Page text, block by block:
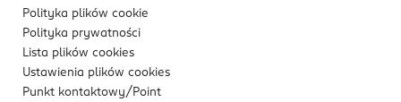
Polityka plików cookie
Polityka prywatności
Lista plików cookies
Ustawienia plików cookies
Punkt kontaktowy/ Point